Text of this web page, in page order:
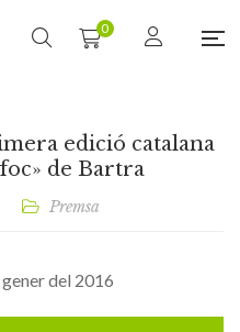
0
edició catalana
de Bartra
Premsa
del 2016